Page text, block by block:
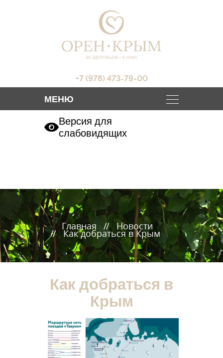
+7 (978) 473-79-00
Версия для
слабовидящих
Главная Новости
Как добраться в Крым
Как добраться в
Крым